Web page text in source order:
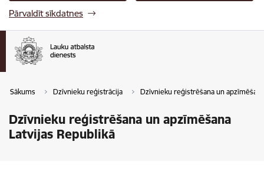
Pārvaldīt sīkdatnes
Sākums Dzīvnieku reģistrācija Dzīvnieku reģistrēšana un
Dzīvnieku reģistrēšana un apzīmēšana
Latvijas Republikā